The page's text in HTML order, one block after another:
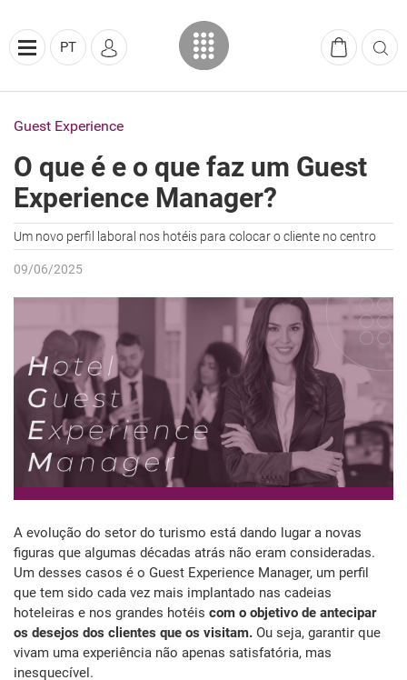
PT
Guest Experience
O que é e o que faz um Guest
Experience Manager?
Um novo perfil laboral nos hotéis para colocar o cliente no centro
09/06/2025
A evolução do setor do turismo está dando lugar a novas
figuras que algumas décadas atrás não eram consideradas.
Um desses casos é o Guest Experience Manager, um perfil
que tem sido cada vez mais implantado nas cadeias
hoteleiras e nos grandes hotéis com o objetivo de antecipar
os desejos dos clientes que os visitam. Ou seja, garantir que
vivam uma experiência não apenas satisfatória, mas
inesquecível.